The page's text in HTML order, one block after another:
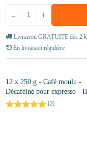
+
-
Livraison GRATUITE dès 2
En livraison régulière
12 x 250 g - Café moulu -
Décaféiné pour expresso -
(2)